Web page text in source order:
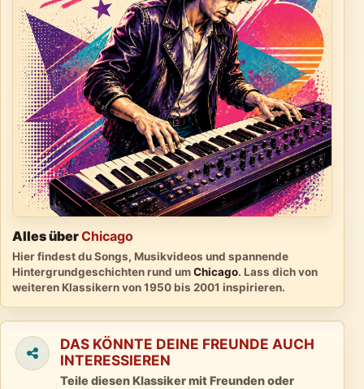
Alles überChicago
Hier findest du Songs, Musikvideos und spannende
Hintergrundgeschichten rund umChicago. Lass dich von
weiteren Klassikern von 1950 bis 2001 inspirieren.
DAS KÖNNTE DEINE FREUNDE AUCH
INTERESSIEREN
Teile diesen Klassiker mit Freunden oder